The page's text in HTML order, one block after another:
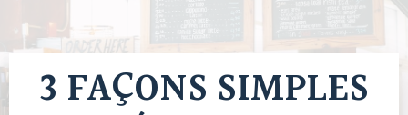
3 FAÇONS SIMPLES